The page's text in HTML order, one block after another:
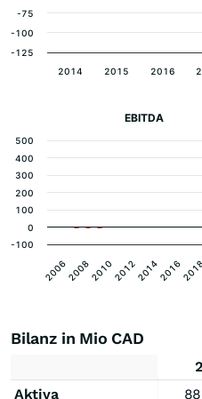
2014 2015 2016
-125
-100
-75
EBITDA
200620082010201220142016
-100
0
100
200
300
400
500
Bilanz in Mio CAD
Aktiva